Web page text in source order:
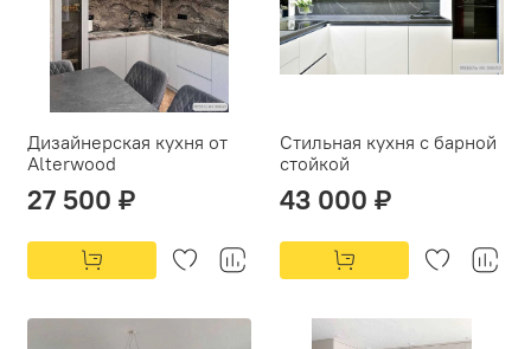
Дизайнерская кухня от
Alterwood
27 500 ₽
Стильная кухня с барной
стойкой
43 000 ₽